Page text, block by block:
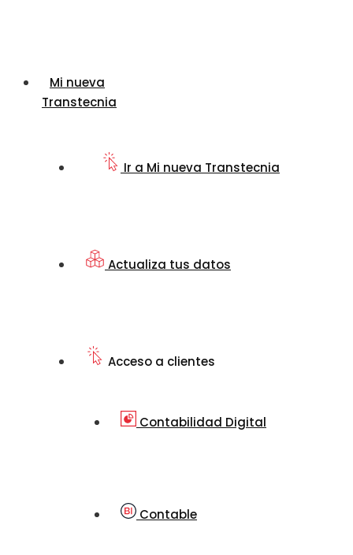
Mi nueva
Transtecnia
Ir a Mi nueva Transtecnia
Actualiza tus datos
Acceso a clientes
Contabilidad Digital
Contable